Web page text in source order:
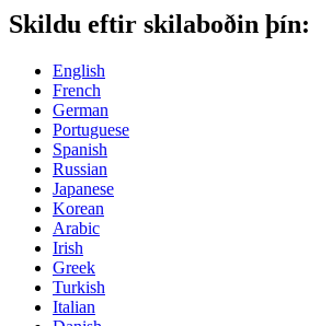
Skildu eftir skilaboðin þín:
English
French
German
Portuguese
Spanish
Russian
Japanese
Korean
Arabic
Irish
Greek
Turkish
Italian